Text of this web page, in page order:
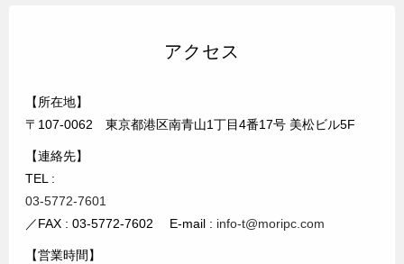
アクセス
【所在地】
〒107-0062 東京都港区南青山1丁目4番17号 美松ビル5F
【連絡先】
TEL :
03-5772-7601
／FAX : 03-5772-7602 E-mail : info-t@moripc.com
【営業時間】